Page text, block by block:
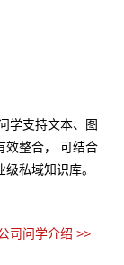
用开发模式，无
中国金沙老品牌
企业开发使用应